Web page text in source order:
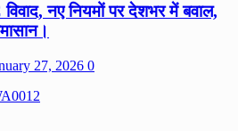
नए नियमों पर देशभर में बवाल,
27, 2026 0